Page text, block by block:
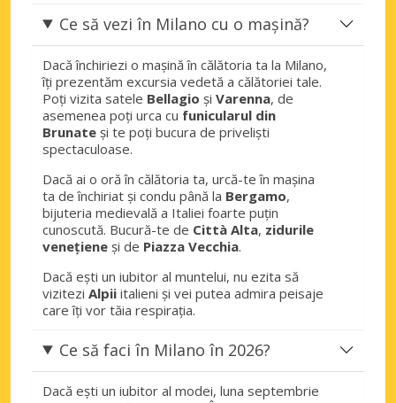
Milano, Stephenson , Italia
Milano, Trezzano sul Naviglio Oraș
Milano, Trezzano sul Naviglio, Italia
Milano, Via Galvani
Milano, Via Galvani, Italia
Milano, Viale Andrea Doria
Milano, Viale Andrea Doria, Italia
Milano, Viale Sarca
Milano, Viale Sarca, Italia
Milano, Viale Umbria
Milano, Viale Umbria, Italia
Milano, Vigentino
Ce să vezi în Milano cu o mașină?
Dacă închiriezi o mașină în călătoria ta la Milano,
îți prezentăm excursia vedetă a călătoriei tale.
Poți vizita satele Bellagio și Varenna, de
asemenea poți urca cu funicularul din
Brunate și te poți bucura de priveliști
spectaculoase.
Dacă ai o oră în călătoria ta, urcă-te în mașina
ta de închiriat și condu până la Bergamo,
bijuteria medievală a Italiei foarte puțin
cunoscută. Bucură-te de Città Alta, zidurile
venețiene și de Piazza Vecchia.
Dacă ești un iubitor al muntelui, nu ezita să
vizitezi Alpii italieni și vei putea admira peisaje
care îți vor tăia respirația.
Ce să faci în Milano în 2026?
Dacă ești un iubitor al modei, luna septembrie